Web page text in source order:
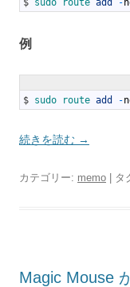
$ sudo route add -
例
$ sudo route add -
続きを読む →
カテゴリー: memo | タ
Magic Mouse